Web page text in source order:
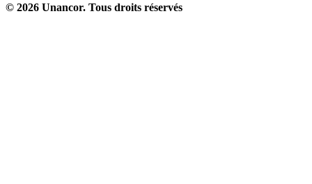
© 2026 Unancor. Tous droits réservés